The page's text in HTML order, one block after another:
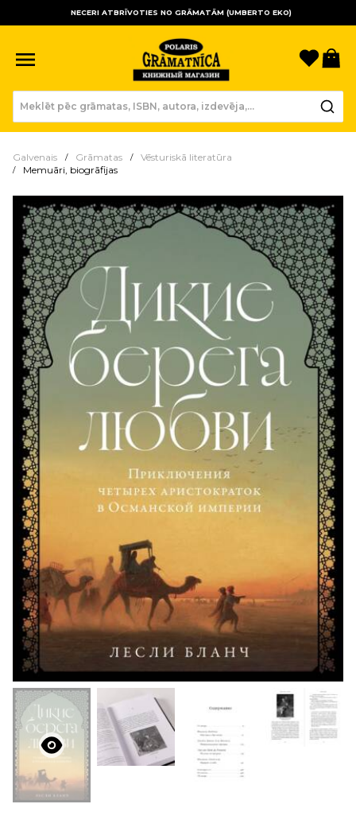
NECERI ATBRĪVOTIES NO GRĀMATĀM (UMBERTO EKO)
Galvenais Grāmatas
Vēsturiskā literatūra
Memuāri, biogrāfijas